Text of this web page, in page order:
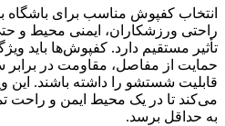
انتخاب کفپوش مناسب برای باشگاه
راحتی ورزشکاران، ایمنی محیط و
تأثیر مستقیم دارد. کفپوش‌ها باید
حمایت از مفاصل، مقاومت در
قابلیت شستشو را داشته باشند. این
می‌کند تا در یک محیط ایمن و راحت
به حداقل برسد.